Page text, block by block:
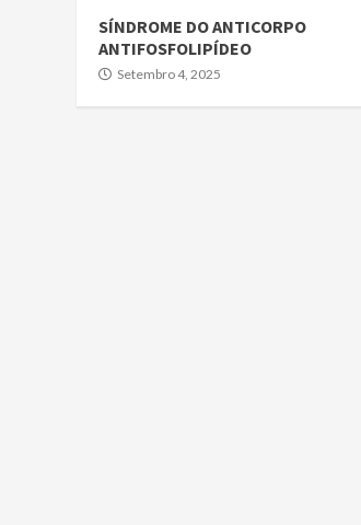
SÍNDROME DO ANTICORPO
ANTIFOSFOLIPÍDEO
Setembro 4, 2025